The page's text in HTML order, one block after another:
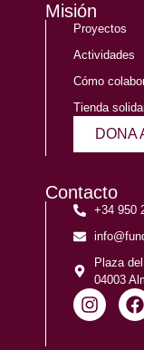
Misión
Proyectos
Actividades
Cómo
Tienda
DONA
Contacto
+34 950
Plaza
04003